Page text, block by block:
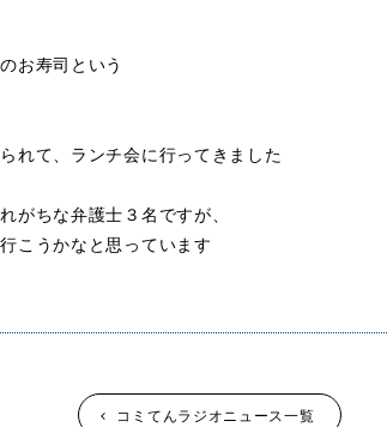
お寿司という
れて、ランチ会に行ってきました
がちな弁護士３名ですが、
こうかなと思っています
コミてんラジオニュース一覧